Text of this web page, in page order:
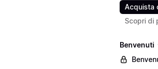
Acquista
Scopri di
Benvenuti